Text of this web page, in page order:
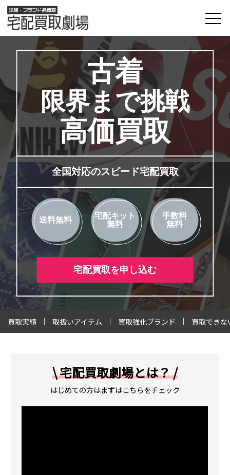
古着
限界まで挑戦
高価買取
全国対応のスピード宅配買取
送料無料
宅配キット
無料
手数料
無料
宅配買取を申し込む
買取実績 取扱いアイテム 買取強化ブランド 買取できな
\ 宅配買取劇場とは？ /
はじめての方はまずはこちらをチェック